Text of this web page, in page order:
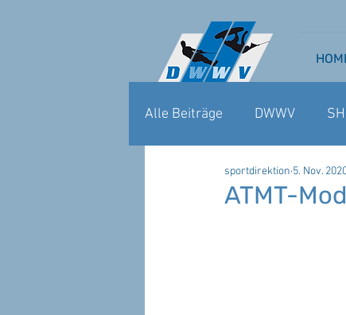
Alle Beiträge DWWV
WAKEBOARD CABLE
ATMT-
sportdirektion 5. Nov.